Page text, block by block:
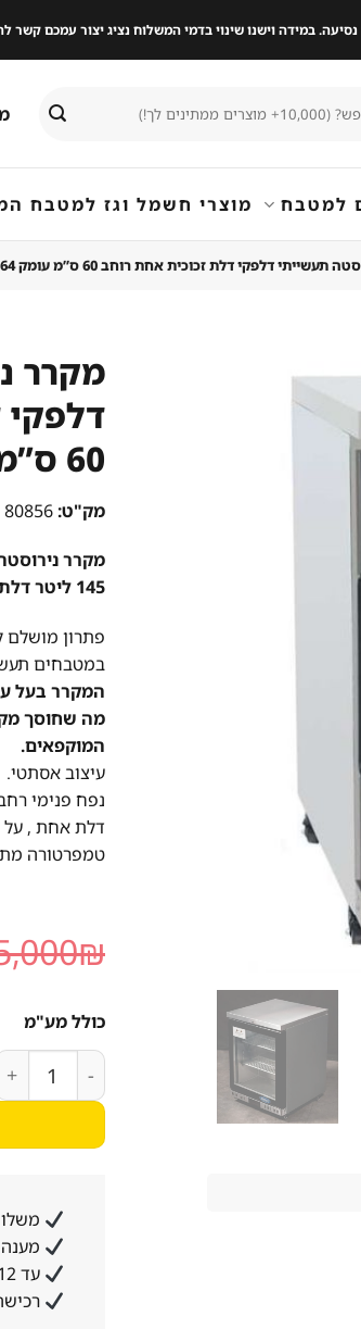
במידה וישנו שינוי בדמי המשלוח נציג יצור עמכם
למטבח מוצרי חשמל וגז למטבח
תעשייתי דלפקי דלת זכוכית אחת רוחב 60 ס”מ עומק 64 ס"מ
מקרר
60 ס”מ עומק 64 ס"מ
מק"ט:
145 ליטר דלת זכוכית!
פתרון מושלם
במטבחים
המקרר בעל
מה שחוסך
המוקפאים.
עיצוב אסתטי.
נפח פנימי
דלת אחת , על
טמפרטורה
₪
כולל מע"מ
כמות של מקרר
עד 12 תשלומים ללא ריבית והצמדה